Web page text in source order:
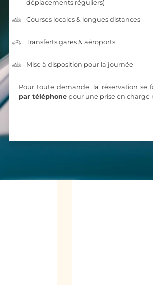
déplacements réguliers)
Courses locales & longues distances
Transferts gares & aéroports
Mise à disposition pour la journée
Pour toute demande, la réservation se
par téléphone pour une prise en charge